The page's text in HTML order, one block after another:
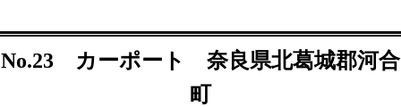
No.23 カーポート 奈良県北葛城郡河合
町